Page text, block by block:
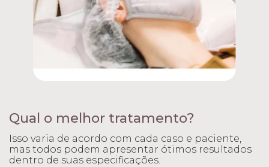
Qual o melhor tratamento?
Isso varia de acordo com cada caso e paciente,
mas todos podem apresentar ótimos resultados
dentro de suas especificações.